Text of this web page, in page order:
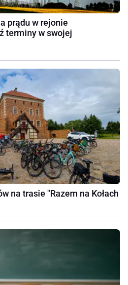
prądu w rejonie
terminy w swojej
na trasie "Razem na Kołach